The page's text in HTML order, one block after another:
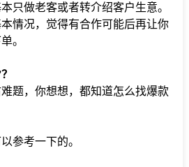
只做老客或者转介绍客户生意。
情况，觉得有合作可能后再让你
。
题，你想想，都知道怎么找爆款
参考一下的。